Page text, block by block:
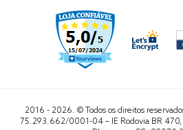
2016 - 2026. © Todos os direitos
75.293.662/0001-04 – IE Rodovia BR 470,